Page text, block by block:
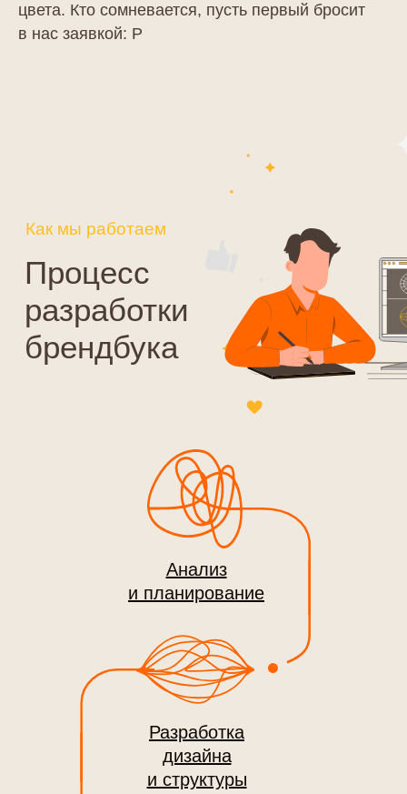
цвета. Кто сомневается, пусть первый бросит
в нас заявкой: Р
Анализ
и планирование
Разработка
дизайна
и структуры